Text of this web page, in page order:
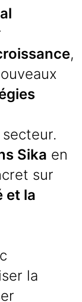
,
Sika en
sur
et la
la